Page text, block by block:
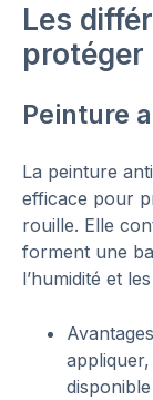
Les
protéger
Peinture
La peinture
efficace pour
rouille. Elle
forment une
l’humidité et